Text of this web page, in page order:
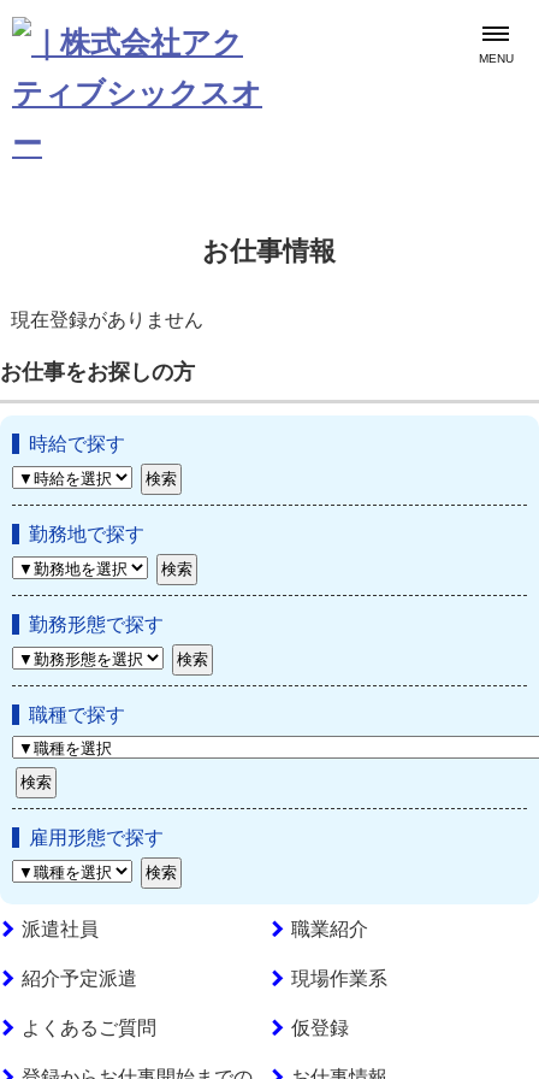
MENU
お仕事情報
現在登録がありません
お仕事をお探しの方
時給で探す
勤務地で探す
勤務形態で探す
職種で探す
雇用形態で探す
派遣社員 職業紹介
紹介予定派遣 現場作業系
よくあるご質問 仮登録